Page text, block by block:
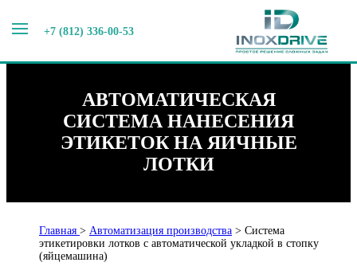
+7 (812) 336-00-53
АВТОМАТИЧЕСКАЯ
СИСТЕМА НАНЕСЕНИЯ
ЭТИКЕТОК НА ЯИЧНЫЕ
ЛОТКИ
Главная > Автоматизация производства > Система
этикетировки лотков с автоматической укладкой в стопку
(яйцемашина)